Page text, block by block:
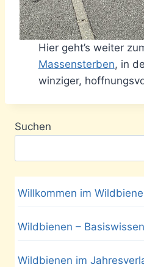
Hier geht’s weiter
Massensterben, in
winziger,
Suchen
Willkommen im
Wildbienen – Basiswissen
Wildbienen im